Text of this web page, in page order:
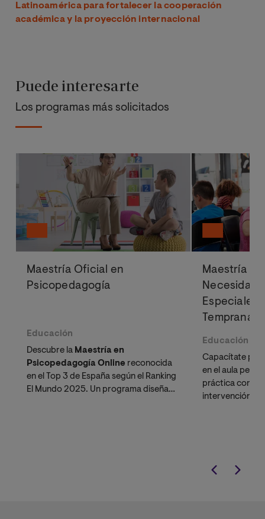
Latinoamérica para fortalecer la cooperación
académica y la proyección internacional
Puede interesarte
Los programas más solicitados
Maestría Oficial en
Psicopedagogía
Educación
Descubre la Maestría en
Psicopedagogía Online reconocida
en el Top 3 de España según el Ranking
El Mundo 2025. Un programa diseñado
Maestría
Especiales
Temprana
Educación
Capacítate
en el aula
práctica con
intervención